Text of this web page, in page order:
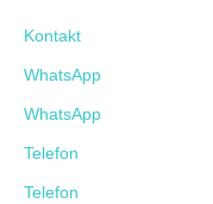
Kontakt
WhatsApp
WhatsApp
Telefon
Telefon